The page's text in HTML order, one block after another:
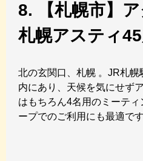
8. 【札幌市】
札幌アスティ
北の玄関口、札幌 。JR札
内にあり、天候を気にせず
はもちろん4名用のミーテ
ープでのご利用にも最適です